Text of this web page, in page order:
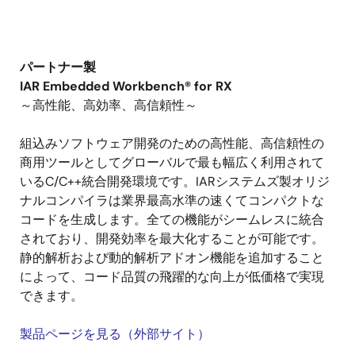
パートナー製
IAR Embedded Workbench® for RX
～高性能、高効率、高信頼性～
組込みソフトウェア開発のための高性能、高信頼性の
商用ツールとしてグローバルで最も幅広く利用されて
いるC/C++統合開発環境です。IARシステムズ製オリジ
ナルコンパイラは業界最高水準の速くてコンパクトな
コードを生成します。全ての機能がシームレスに統合
されており、開発効率を最大化することが可能です。
静的解析および動的解析アドオン機能を追加すること
によって、コード品質の飛躍的な向上が低価格で実現
できます。
製品ページを見る（外部サイト）